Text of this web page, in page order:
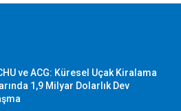
ve ACG: Küresel Uçak Kiralama
1,9 Milyar Dolarlık Dev